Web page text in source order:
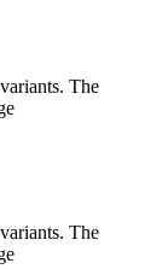
The
The